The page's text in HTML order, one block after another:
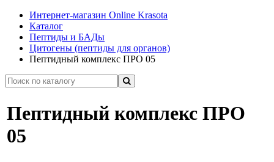
Интернет-магазин Online Krasota
Каталог
Пептиды и БАДы
Цитогены (пептиды для органов)
Пептидный комплекс ПРО 05
Пептидный комплекс ПРО
05